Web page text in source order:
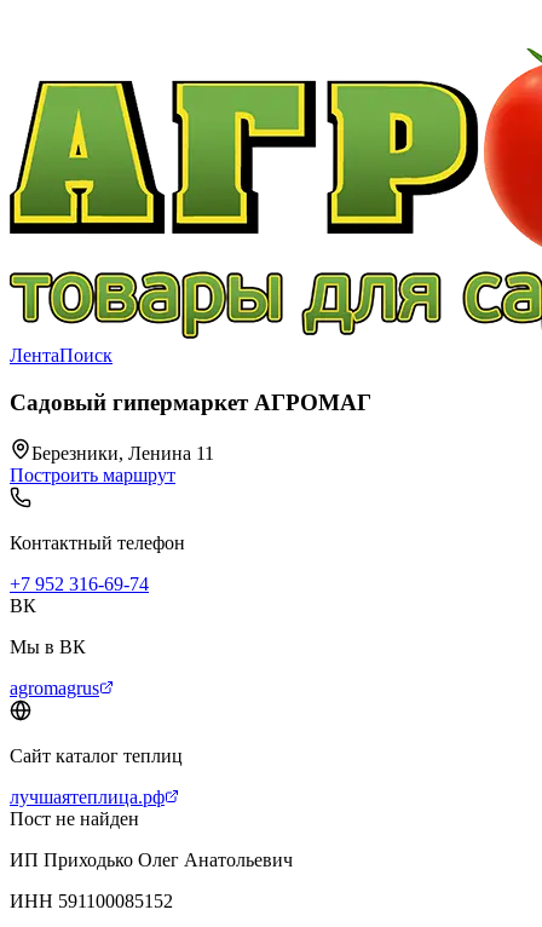
ЛентаПоиск
Садовый гипермаркет АГРОМАГ
Березники, Ленина 11
Построить маршрут
Контактный телефон
+7 952 316-69-74
ВК
Мы в ВК
agromagrus
Сайт каталог теплиц
лучшаятеплица.рф
Пост не найден
ИП Приходько Олег Анатольевич
ИНН 591100085152